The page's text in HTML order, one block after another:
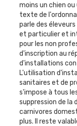
moins un chien
texte de
parle des
et particulier et
pour les non
d'inscription au
d'installations
L'utilisation
sanitaires et de
s'impose à tous
suppression de
carnivores
plus. Il reste